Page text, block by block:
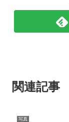
関連記事
写真